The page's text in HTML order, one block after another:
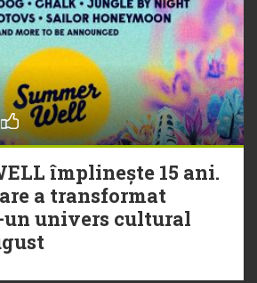
împlinește 15 ani.
a transformat
univers cultural